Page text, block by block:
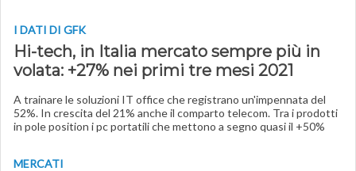
I DATI DI GFK
Hi-tech, in Italia mercato sempre più in
volata: +27% nei primi tre mesi 2021
A trainare le soluzioni IT office che registrano un'impennata del
52%. In crescita del 21% anche il comparto telecom. Tra i prodotti
in pole position i pc portatili che mettono a segno quasi il +50%
MERCATI